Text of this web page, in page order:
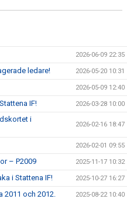
2026-06-09 22:35
ledare! 2026-05-20 10:31
2026-05-09 12:40
IF! 2026-03-28 10:00
i
2026-02-16 18:47
2026-02-01 09:55
– P2009 2025-11-17 10:32
i Stattena IF! 2025-10-27 16:27
2011 och 2012. 2025-08-22 10:40